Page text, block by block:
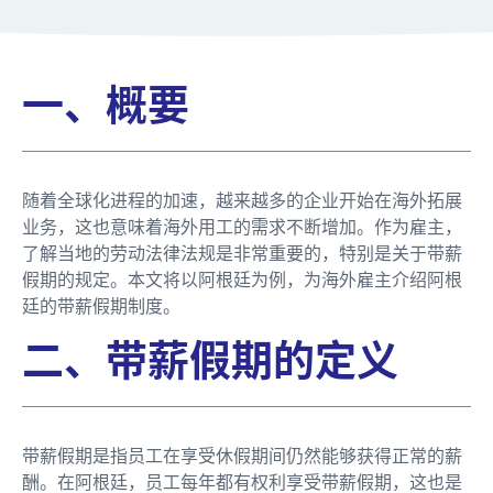
一、概要
随着全球化进程的加速，越来越多的企业开始在海外拓展
业务，这也意味着海外用工的需求不断增加。作为雇主，
了解当地的劳动法律法规是非常重要的，特别是关于带薪
假期的规定。本文将以阿根廷为例，为海外雇主介绍阿根
廷的带薪假期制度。
二、带薪假期的定义
带薪假期是指员工在享受休假期间仍然能够获得正常的薪
酬。在阿根廷，员工每年都有权利享受带薪假期，这也是